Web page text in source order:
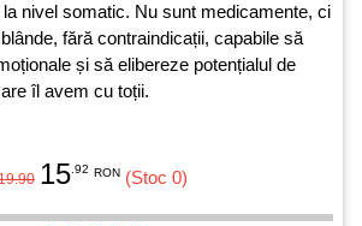
nivel somatic. Nu sunt medicamente, ci
fără contraindicații, capabile să
și să elibereze potențialul de
îl avem cu toții.
15 .92 RON (Stoc 0)